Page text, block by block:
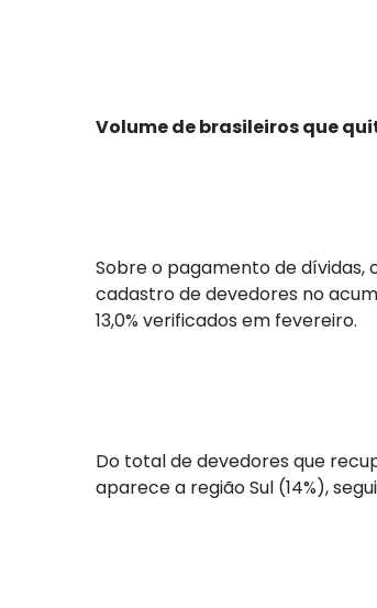
Volume de brasileiros que
Sobre o pagamento de dívidas,
cadastro de devedores no
13,0% verificados em fevereiro.
Do total de devedores que
aparece a região Sul (14%),